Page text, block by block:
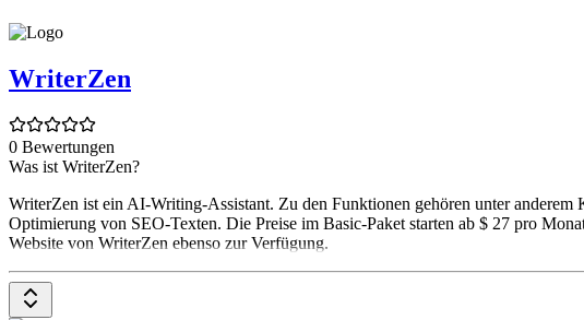
WriterZen
0 Bewertungen
Was ist WriterZen?
WriterZen ist ein AI-Writing-Assistant. Zu den Funktionen gehören unter
Optimierung von SEO-Texten. Die Preise im Basic-Paket starten ab $ 27 pro
Website von WriterZen ebenso zur Verfügung.